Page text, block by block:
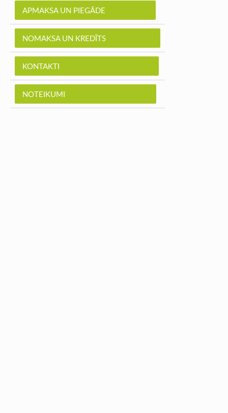
APMAKSA UN PIEGĀDE
NOMAKSA UN KREDĪTS
KONTAKTI
NOTEIKUMI